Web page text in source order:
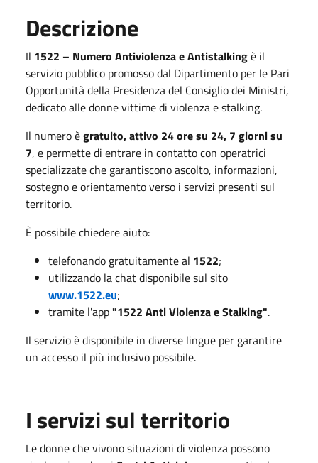
Descrizione
Il 1522 – Numero Antiviolenza e Antistalkingè il
servizio pubblico promosso dal Dipartimento per le Pari
Opportunità della Presidenza del Consiglio dei Ministri,
dedicato alle donne vittime di violenza e stalking.
Il numero ègratuito, attivo 24 ore su 24, 7 giorni su
7, e permette di entrare in contatto con operatrici
specializzate che garantiscono ascolto, informazioni,
sostegno e orientamento verso i servizi presenti sul
territorio.
È possibile chiedere aiuto:
telefonando gratuitamente al 1522;
utilizzando la chat disponibile sul sito
www.1522.eu;
tramite l'app"1522 Anti Violenza e Stalking".
Il servizio è disponibile in diverse lingue per garantire
un accesso il più inclusivo possibile.
I servizi sul territorio
Le donne che vivono situazioni di violenza possono